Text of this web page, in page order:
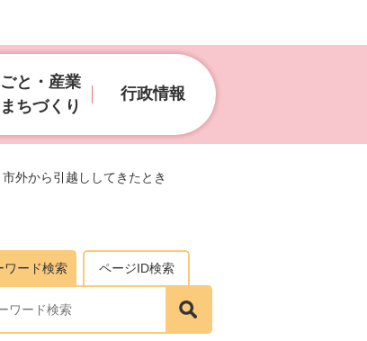
と・産業
まちづくり
行政情報
市外から引越ししてきたとき
ワード検索 ページID検索